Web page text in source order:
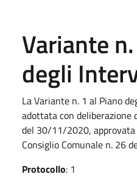
Variante
degli
La Variante n. 1 al Piano
adottata con deliberazione
del 30/11/2020, approvata
Consiglio Comunale n. 26
Protocollo: 1